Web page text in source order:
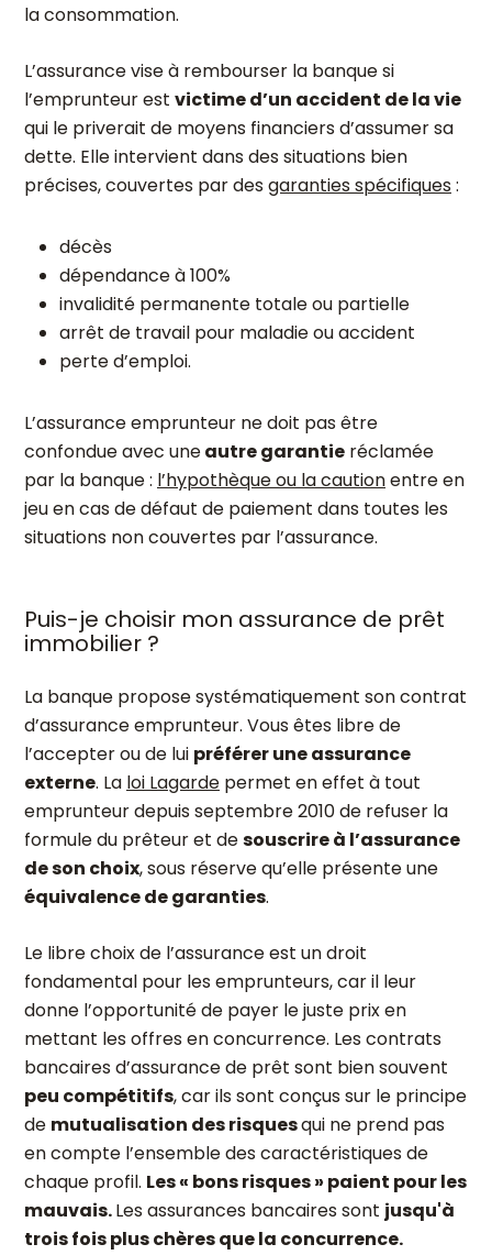
la consommation.
L’assurance vise à rembourser la banque si
l’emprunteur est victime d’un accident de la vie
qui le priverait de moyens financiers d’assumer sa
dette. Elle intervient dans des situations bien
précises, couvertes par desgaranties spécifiques:
décès
dépendance à 100%
invalidité permanente totale ou partielle
arrêt de travail pour maladie ou accident
perte d’emploi.
L’assurance emprunteur ne doit pas être
confondue avec uneautre garantie réclamée
par la banque : l’hypothèque ou la cautionentre en
jeu en cas de défaut de paiement dans toutes les
situations non couvertes par l’assurance.
Puis-je choisir mon assurance de prêt
immobilier ?
La banque propose systématiquement son contrat
d’assurance emprunteur. Vous êtes libre de
l’accepter ou de lui préférer une assurance
externe. La loi Lagarde permet en effet à tout
emprunteur depuis septembre 2010 de refuser la
formule du prêteur et desouscrire à l’assurance
de son choix, sous réserve qu’elle présente une
équivalence de garanties.
Le libre choix de l’assurance est un droit
fondamental pour les emprunteurs, car il leur
donne l’opportunité de payer le juste prix en
mettant les offres en concurrence. Les contrats
bancaires d’assurance de prêt sont bien souvent
peu compétitifs, car ils sont conçus sur le principe
de mutualisation des risquesqui ne prend pas
en compte l’ensemble des caractéristiques de
chaque profil. Les « bons risques » paient pour les
mauvais.Les assurances bancaires sont jusqu'à
trois fois plus chères que la concurrence.